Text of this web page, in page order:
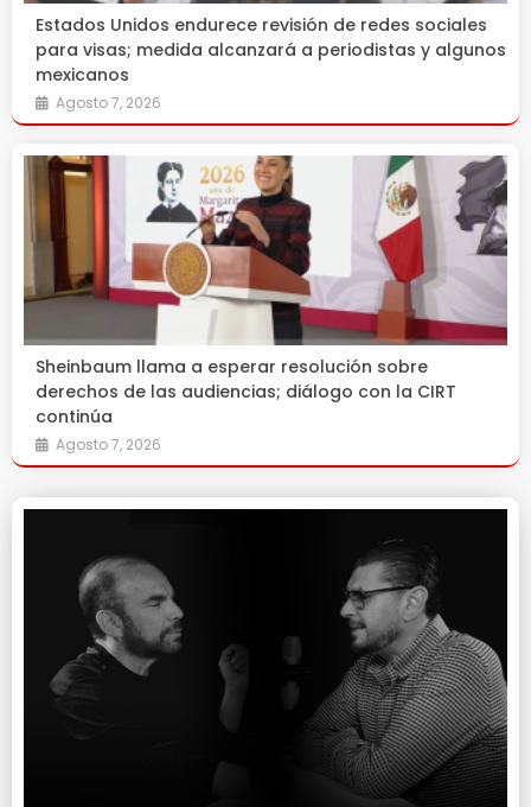
Estados Unidos endurece revisión de redes sociales
para visas; medida alcanzará a periodistas y algunos
mexicanos
Agosto 7, 2026
Sheinbaum llama a esperar resolución sobre
derechos de las audiencias; diálogo con la CIRT
continúa
Agosto 7, 2026